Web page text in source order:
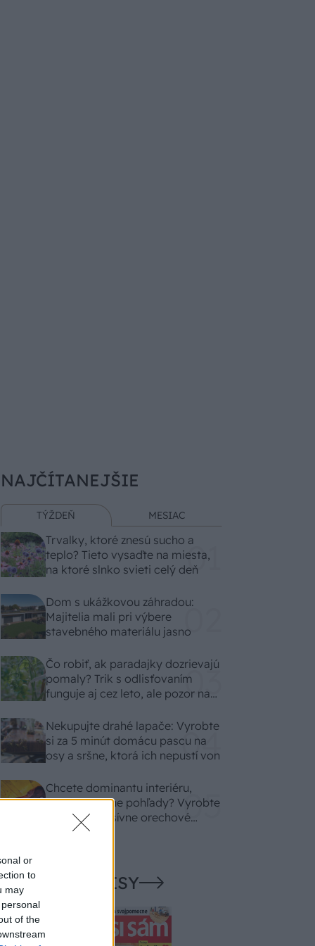
or
to
may
of the
NAJČÍTANEJŠIE
TÝŽDEŇ MESIAC
Trvalky, ktoré znesú sucho a
teplo? Tieto vysaďte na miesta,
na ktoré slnko svieti celý deň
Dom s ukážkovou záhradou:
Majitelia mali pri výbere
stavebného materiálu jasno
Čo robiť, ak paradajky dozrievajú
pomaly? Trik s odlisťovaním
funguje aj cez leto, ale pozor na
Nekupujte drahé lapače: Vyrobte
si za 5 minút domácu pascu na
osy a sršne, ktorá ich nepustí von
Chcete dominantu interiéru,
ktorá pritiahne pohľady? Vyrobte
si takéto masívne orechové
svietidlo
NAŠE ČASOPISY